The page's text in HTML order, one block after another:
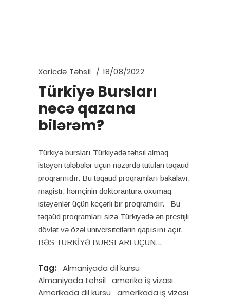
Xaricdə Təhsil 18/08/2022
Türkiyə Bursları
necə qazana
bilərəm?
Türkiyə bursları Türkiyədə təhsil almaq
istəyən tələbələr üçün nəzərdə tutulan təqaüd
proqramıdır. Bu təqaüd proqramları bakalavr,
magistr, həmçinin doktorantura oxumaq
istəyənlər üçün keçərli bir proqramdır. Bu
təqaüd proqramları sizə Türkiyədə ən prestijli
dövlət və özəl universitetlərin qapısını açır.
BƏS TÜRKİYƏ BURSLARI ÜÇÜN
Tag:
Almaniyada dil kursu
Almaniyada tehsil
amerika iş vizası
Amerikada dil kursu
amerikada iş vizası